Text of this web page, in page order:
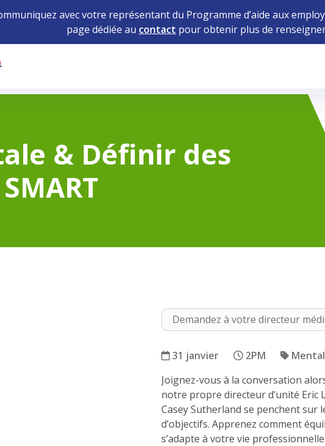
avec votre représentant du Programme d’aide aux
page dédiée au contact pour obtenir plus de
& Définir des
Demandez à votre directeur
31 janvier 2PM
Santé Totale & Définir
Joignez-vous à la conversation
notre propre directeur d’unité Eric
Casey Sutherland se penchent sur
d’objectifs. Apprenez comment
s’adapte à votre vie